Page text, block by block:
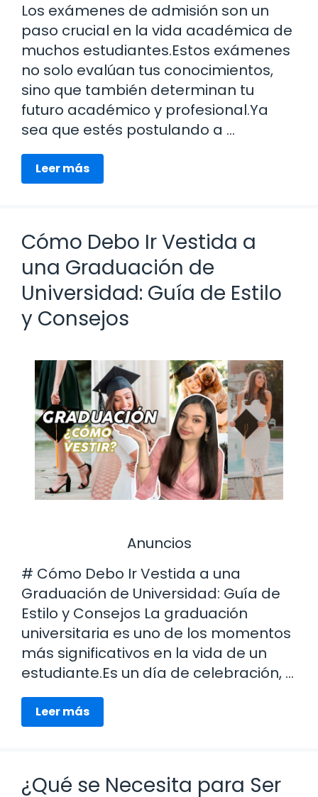
Los exámenes de admisión son un
paso crucial en la vida académica de
muchos estudiantes.Estos exámenes
no solo evalúan tus conocimientos,
sino que también determinan tu
futuro académico y profesional.Ya
sea que estés postulando a …
Leer más
Cómo Debo Ir Vestida a
una Graduación de
Universidad: Guía de Estilo
y Consejos
Anuncios
# Cómo Debo Ir Vestida a una
Graduación de Universidad: Guía de
Estilo y Consejos La graduación
universitaria es uno de los momentos
más significativos en la vida de un
estudiante.Es un día de celebración, …
Leer más
¿Qué se Necesita para Ser